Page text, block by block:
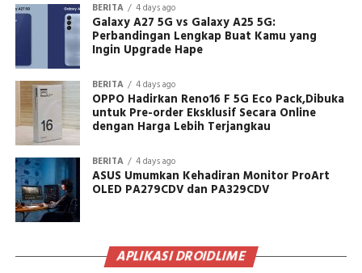
BERITA 4 days ago
Galaxy A27 5G vs Galaxy A25 5G:
Perbandingan Lengkap Buat Kamu yang
Ingin Upgrade Hape
BERITA 4 days ago
OPPO Hadirkan Reno16 F 5G Eco Pack,Dibuka
untuk Pre-order Eksklusif Secara Online
dengan Harga Lebih Terjangkau
BERITA 4 days ago
ASUS Umumkan Kehadiran Monitor ProArt
OLED PA279CDV dan PA329CDV
APLIKASI DROIDLIME